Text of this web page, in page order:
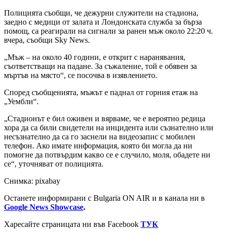
Полицията съобщи, че дежурни служители на стадиона,
заедно с медици от залата и Лондонската служба за бърза
помощ, са реагирали на сигнали за ранен мъж около 22:20 ч.
вчера, съобщи Sky News.
„Мъж – на около 40 години, е открит с наранявания,
съответстващи на падане. За съжаление, той е обявен за
мъртъв на място“, се посочва в изявлението.
Според съобщенията, мъжът е паднал от горния етаж на
„Уембли“.
„Стадионът е бил оживен и вярваме, че е вероятно редица
хора да са били свидетели на инцидента или съзнателно или
несъзнателно да са го заснели на видеозапис с мобилен
телефон. Ако имате информация, която би могла да ни
помогне да потвърдим какво се е случило, моля, обадете ни
се“, уточняват от полицията.
Снимка: pixabay
Останете информирани с Bulgaria ON AIR и в канала ни в
Google News Showcase.
Харесайте страницата ни във Facebook ТУК